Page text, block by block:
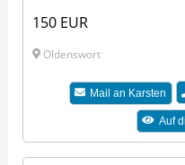
150 EUR
Oldenswort
Mail an Karsten
Auf